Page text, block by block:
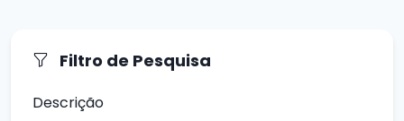
Filtro de Pesquisa
Descrição